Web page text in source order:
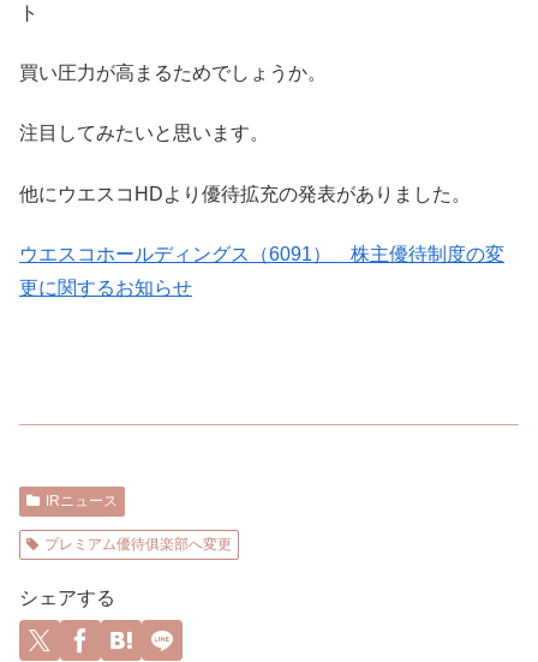
ト
買い圧力が高まるためでしょうか。
注目してみたいと思います。
他にウエスコHDより優待拡充の発表がありました。
ウエスコホールディングス（6091） 株主優待制度の変
更に関するお知らせ
IRニュース
プレミアム優待俱楽部へ変更
シェアする